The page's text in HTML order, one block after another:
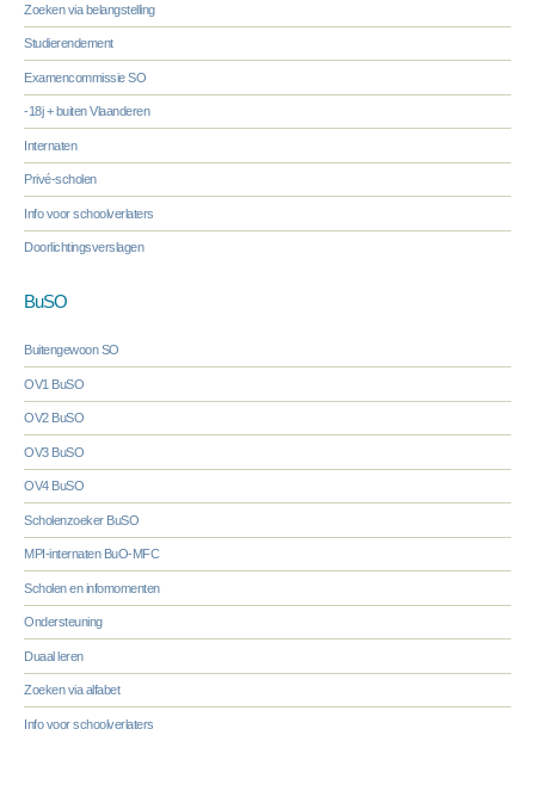
Zoeken via belangstelling
Studierendement
Examencommissie SO
-18j + buiten Vlaanderen
Internaten
Privé-scholen
Info voor schoolverlaters
Doorlichtingsverslagen
BuSO
Buitengewoon SO
OV1 BuSO
OV2 BuSO
OV3 BuSO
OV4 BuSO
Scholenzoeker BuSO
MPI-internaten BuO-MFC
Scholen en infomomenten
Ondersteuning
Duaal leren
Zoeken via alfabet
Info voor schoolverlaters